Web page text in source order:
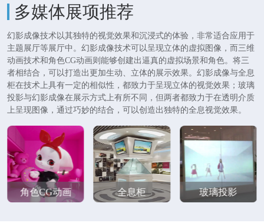
多媒体展项推荐
幻影成像技术以其独特的视觉效果和沉浸式的体验，非常适合应用于
主题展厅等展厅中。幻影成像技术可以呈现立体的虚拟图像，而三维
动画技术和角色CG动画则能够创建出逼真的虚拟场景和角色。将三
者相结合，可以打造出更加生动、立体的展示效果。幻影成像与全息
柜在技术上具有一定的相似性，都致力于呈现立体的视觉效果；玻璃
投影与幻影成像在展示方式上有所不同，但两者都致力于在透明介质
上呈现图像，通过巧妙的结合，可以创造出独特的全息视觉效果。
角色CG动画 全息柜 玻璃投影